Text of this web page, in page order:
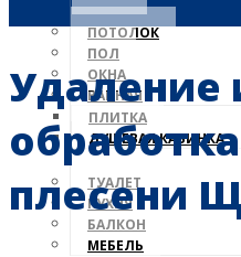
ПОТОЛОК
ПОЛ
ОКНА
ВАННАЯ
ПЛИТКА
ДУШЕВАЯ КАБИНКА
ТУАЛЕТ
КУХНЯ
БАЛКОН
МЕБЕЛЬ
Удаление
плесени